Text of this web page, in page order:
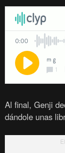
Al final, Genji
dándole unas